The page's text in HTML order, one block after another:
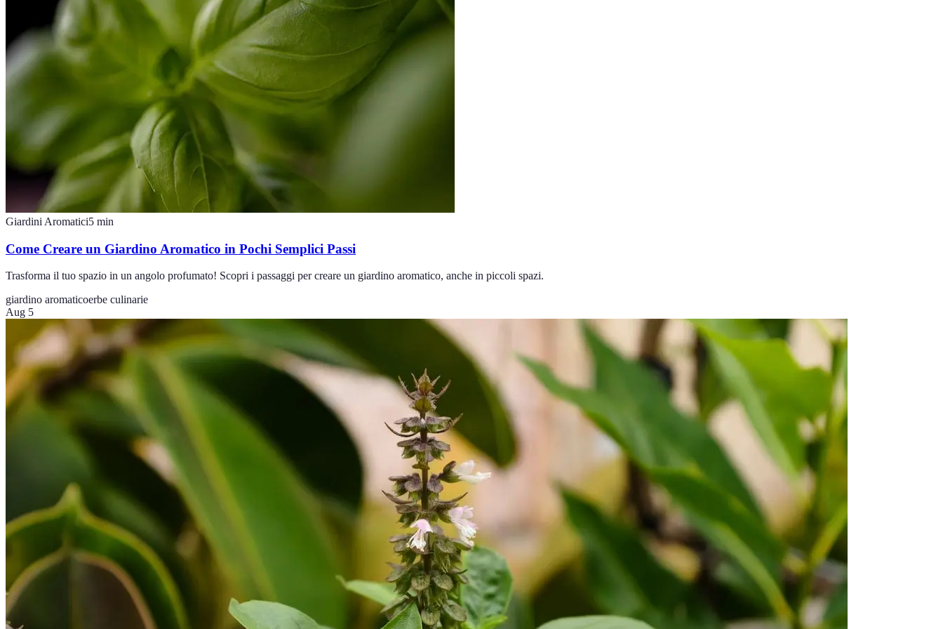
Giardini Aromatici5 min
Come Creare un Giardino Aromatico in Pochi Semplici Passi
Trasforma il tuo spazio in un angolo profumato! Scopri i passaggi per creare un giardino aromatico, anche in piccoli spazi.
giardino aromaticoerbe culinarie
Aug 5